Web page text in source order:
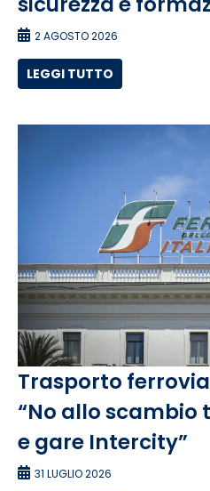
2 AGOSTO 2026
LEGGI TUTTO
Trasporto
“No allo scambio
e gare Intercity”
31 LUGLIO 2026